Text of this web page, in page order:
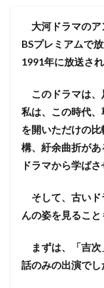
大河ドラマのア
BSプレミアムで
1991年に放送さ
このドラマは、
私は、この時代
を開いただけの
構、紆余曲折があ
ドラマから学ば
そして、古いド
んの姿を見ること
まずは、「吉次
話のみの出演でし